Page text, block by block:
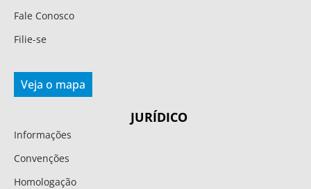
Fale Conosco
Filie-se
Veja o mapa
JURÍDICO
Informações
Convenções
Homologação